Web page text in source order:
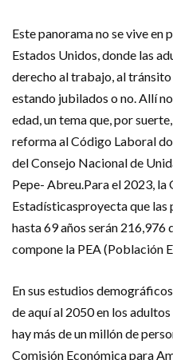
Este panorama no se vive en
Estados Unidos, donde las
derecho al trabajo, al
estando jubilados o no. Allí
edad, un tema que, por
reforma al Código Laboral
del Consejo Nacional de
Pepe- Abreu.Para el 2023,
Estadísticasproyecta que las
hasta 69 años serán 216,976
compone la PEA (Población
En sus estudios
de aquí al 2050 en los
hay más de un millón de
Comisión Económica para